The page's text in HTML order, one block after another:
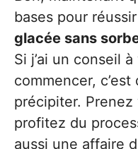
bases pour
glacée sans
Si j’ai un conseil
commencer,
précipiter.
profitez du
aussi une affaire